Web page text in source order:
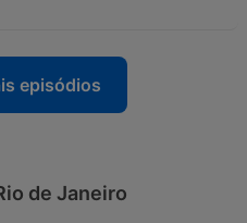
episódios
de Janeiro